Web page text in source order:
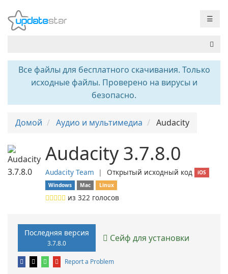
☰
Все файлы для бесплатного скачивания. Только
исходные файлы. Проверено на вирусы и
безопасно.
Домой Аудио и мультимедиа Audacity
Audacity 3.7.8.0
Audacity Team ❘ Открытый исходный код
iOS
Windows
Mac Linux
из 322 голосов
Последняя версия
3.7.8.0 Сейф для установки
Report a Problem